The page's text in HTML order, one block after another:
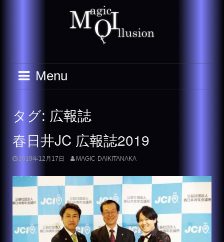
Menu
タグ: 広報誌
春日井JC 広報誌2019
2019年12月17日 MAGIC-DAIKITANAKA